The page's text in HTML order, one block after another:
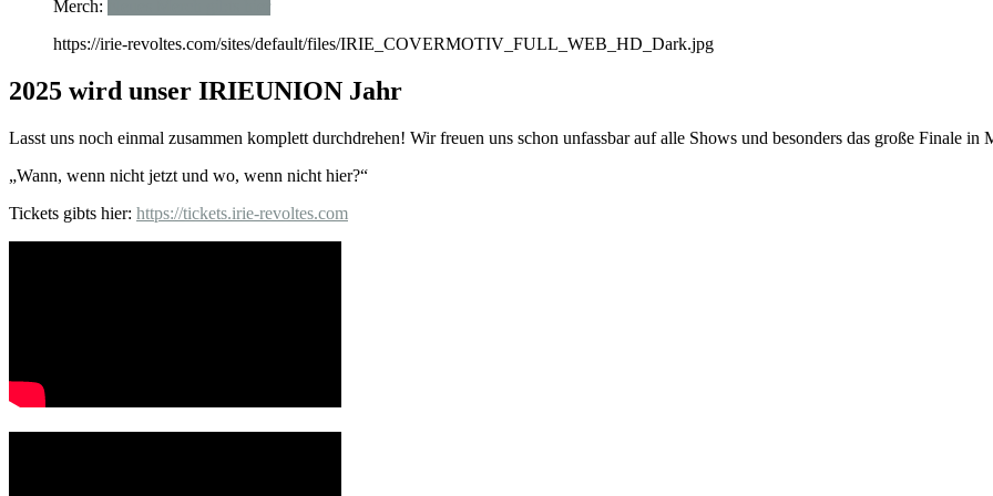
Merch:
https://irie-revoltes.com/sites/default/files/IRIE_COVERMOTIV_FULL_WEB_HD_Dark.jpg
2025 wird unser IRIEUNION Jahr
Lasst uns noch einmal zusammen komplett durchdrehen! Wir freuen uns schon unfassbar auf alle Shows und besonders das große Finale in
„Wann, wenn nicht jetzt und wo, wenn nicht hier?“
Tickets gibts hier: https://tickets.irie-revoltes.com